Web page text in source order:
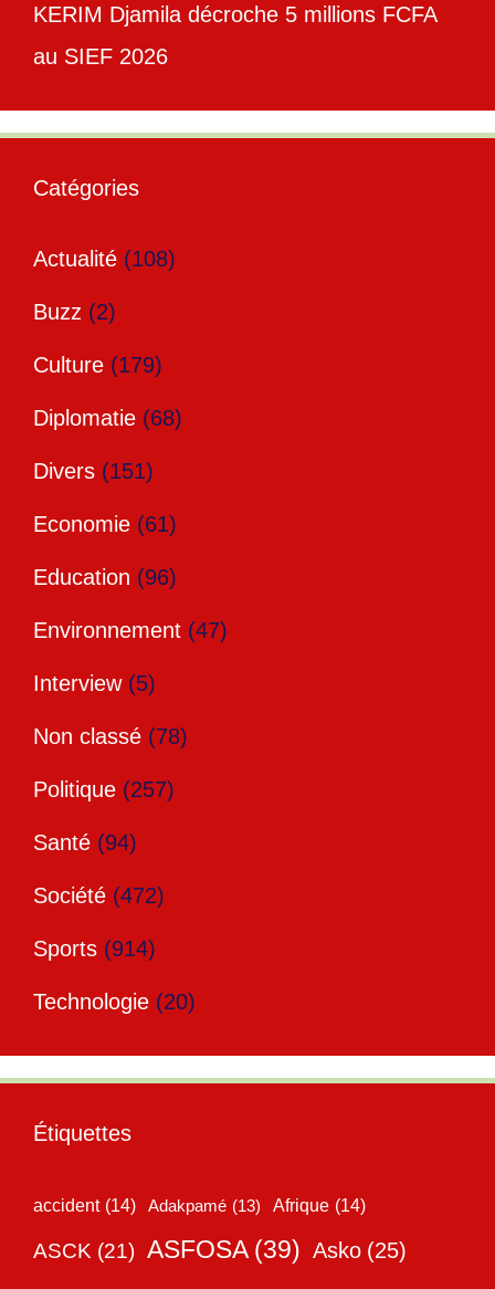
KERIM Djamila décroche 5 millions FCFA
au SIEF 2026
Catégories
Actualité (108)
Buzz (2)
Culture (179)
Diplomatie (68)
Divers (151)
Economie (61)
Education (96)
Environnement (47)
Interview(5)
Non classé (78)
Politique (257)
Santé (94)
Société (472)
Sports (914)
Technologie (20)
Étiquettes
accident (14) Adakpamé (13) Afrique (14)
ASCK (21) ASFOSA (39) Asko (25)